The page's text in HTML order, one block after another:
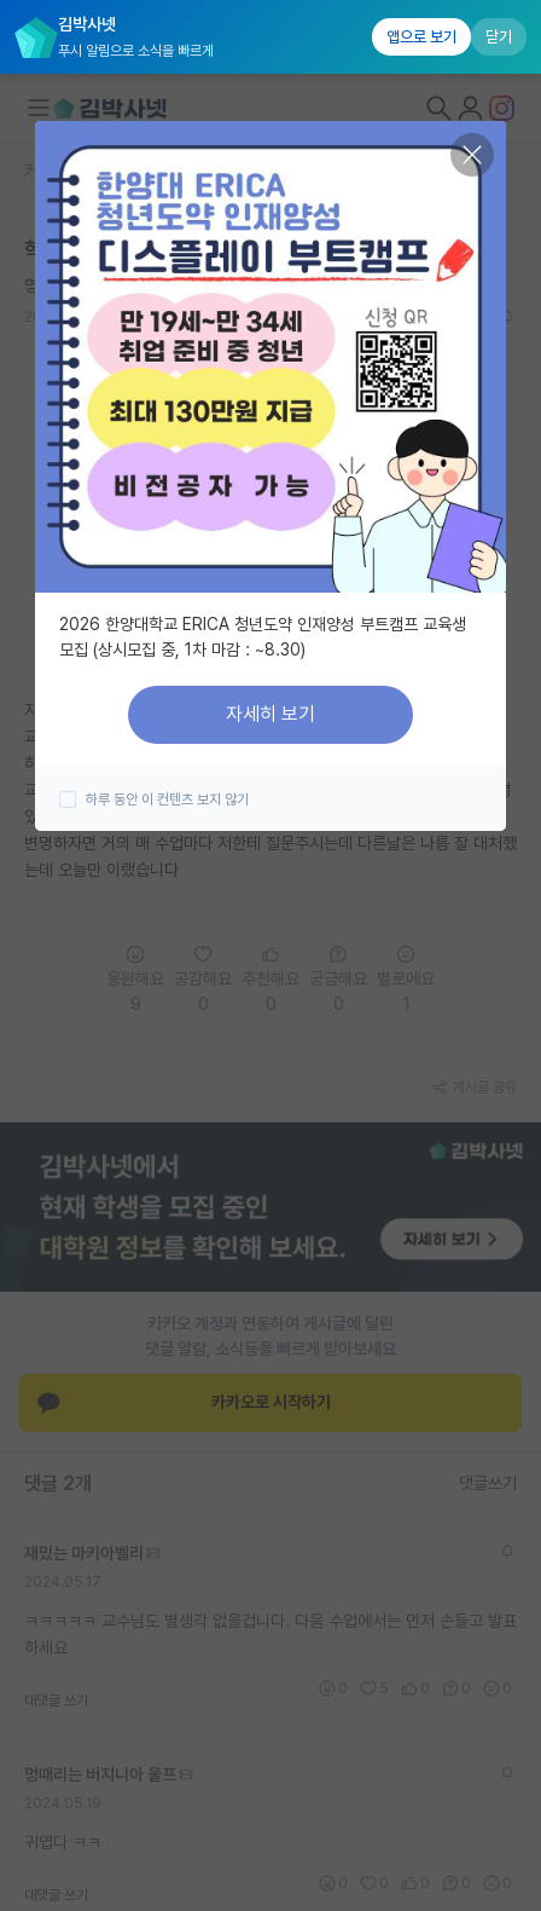
김박사넷
푸시 알림으로 소식을 빠르게
앱으로 보기 닫기
대학원생 모집
국내대학원 정보
연구실&오픈랩
커뮤니티
커뮤니티 홈
전체글보기
베스트 게시판
IF 명예의전당
자유 게시판(아무개랩)
미국 유학 게시판
미국 대학원 합격 후기 게시판
대학원생 모집 게시판
연구실(PI) 홍보 게시판
석박사 채용 정보 게시판
PI 전용 게시판
인문사회 계열 게시판
특수/전문대학원 게시판
반도체/AI 게시판
장학금/장학생 게시판
학술 정보 게시판
이벤트
재팬라운지 🌸
커뮤니티 홈 자유 게시판(아무개랩)
학부연구생) 크으....너무 쪽팔립니다...
명석한 장 폴 사르트르
2024.05.16 2 4613
지도교수님 수업듣는데 음악 상상하면서 딴생각했더니;;
교수님이 갑자기 저 집어서 질문하시는데 아무말도 못하고 어버버대고;;;
하 어떡하죠 ㅠㅠㅠㅠㅠ 담부터 예습 존나 해가야지 ㅅㅂ....
교수님께서 이학생은 성실하지 않다고 생각하실까요?? 집중력 떨어지는 병
있어서 풀집중은 어려운 상황입니다...
변명하자면 거의 매 수업마다 저한테 질문주시는데 다른날은 나름 잘 대처했
는데 오늘만 이랬습니다
카카오 계정과 연동하여 게시글에 달린
댓글 알람, 소식등을 빠르게 받아보세요
카카오로 시작하기
댓글 2개 댓글쓰기
재밌는 마키아벨리
ㅋㅋㅋㅋㅋ 교수님도 별생각 없을겁니다. 다음 수업에서는 먼저 손들고 발표
하세요
대댓글 쓰기
멍때리는 버지니아 울프
귀엽다 ㅋㅋ
대댓글 쓰기
2026 한양대학교 ERICA 청년도약 인재양성 부트캠프 교육생
모집 (상시모집 중, 1차 마감 : ~8.30)
자세히 보기
하루 동안 이 컨텐츠 보지 않기